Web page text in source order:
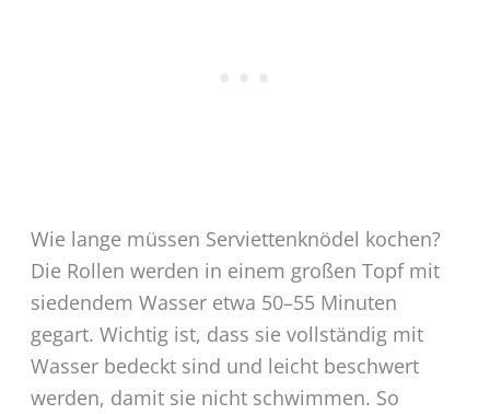
Wie lange müssen Serviettenknödel kochen?
Die Rollen werden in einem großen Topf mit
siedendem Wasser etwa 50–55 Minuten
gegart. Wichtig ist, dass sie vollständig mit
Wasser bedeckt sind und leicht beschwert
werden, damit sie nicht schwimmen. So